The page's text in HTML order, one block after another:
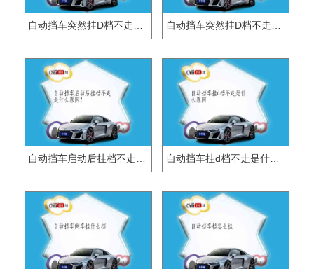
自动挡车挂d档不走是什么原因